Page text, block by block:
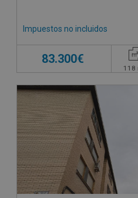
Impuestos no incluidos
83.300€
118
CONDICIONES ESPECIALES